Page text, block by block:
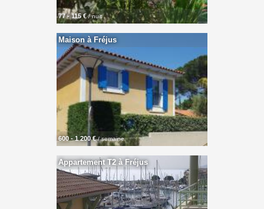
77 - 115 €/ nuit
Maison à Fréjus
600 - 1 200 €/ semaine
Appartement T2 à Fréjus